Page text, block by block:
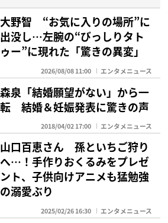
大野智 “お気に入りの場所”に
出没し…左腕の“びっしりタト
ゥー”に現れた「驚きの異変」
2026/08/08 11:00 エンタメニュース
森泉「結婚願望がない」から一
転 結婚＆妊娠発表に驚きの声
2018/04/02 17:00 エンタメニュース
山口百恵さん 孫といちご狩り
へ…！手作りおくるみをプレゼ
ント、子供向けアニメも猛勉強
の溺愛ぶり
2025/02/26 16:30 エンタメニュース